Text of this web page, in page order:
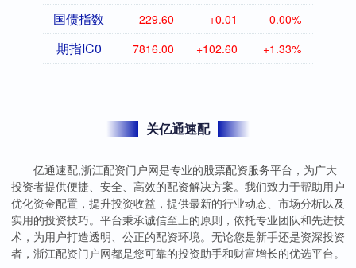
国债指数 229.60 +0.01 0.00%
期指IC0 7816.00 +102.60 +1.33%
关亿通速配
亿通速配,浙江配资门户网是专业的股票配资服务平台，为广大
投资者提供便捷、安全、高效的配资解决方案。我们致力于帮助用户
优化资金配置，提升投资收益，提供最新的行业动态、市场分析以及
实用的投资技巧。平台秉承诚信至上的原则，依托专业团队和先进技
术，为用户打造透明、公正的配资环境。无论您是新手还是资深投资
者，浙江配资门户网都是您可靠的投资助手和财富增长的优选平台。